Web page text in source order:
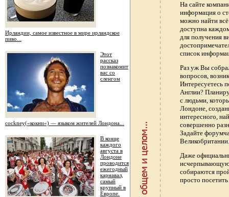
Ирландии, самое известное в мире ирландское
пиво...
Этот
рассказ
познакомит
вас со
сленгом
сockney(«кокни») — языком жителей Лондона...
В конце
каждого
августа в
Лондоне
проводится
ежегодный
карнавал,
самый
крупный в
Европе.
На сайте
информация о
можно найти
доступна
для получения
список
Раз уж Вы
вопросов,
Интересуетесь
Англии?
с людьми,
Лондоне,
интересного,
совершенно
Задайте
Даже
исчерпывающую
собираются
просто